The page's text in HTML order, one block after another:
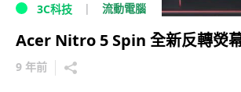
3C科技 流動電腦
Acer Nitro 5 Spin 全新反轉熒
9 年前